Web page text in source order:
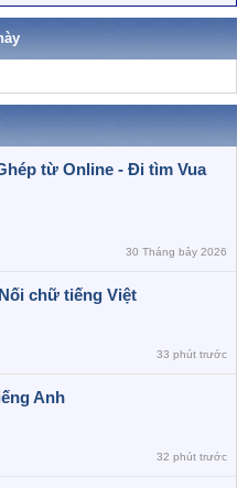
từ Online - Đi tìm Vua
30 Tháng bảy 2026
chữ tiếng Việt
33 phút trước
Anh
32 phút trước